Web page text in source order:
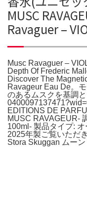
MUSC
Ravaguer –
Musc Ravaguer –
Depth Of Frederic
Discover The
Ravageur Eau De。
のあるムスクを基調
EDITIONS DE
MUSC RAVAGEUR-
100ml- 製品タイプ:
2025年製ご覧いただ
Stora Skuggan ムーン